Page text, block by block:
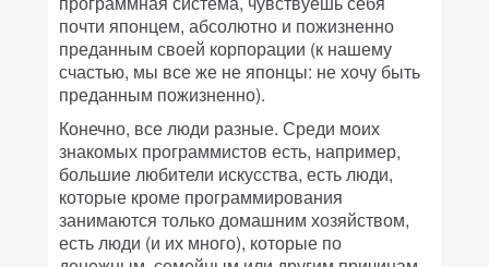
почти японцем, абсолютно и пожизненно
преданным своей корпорации (к нашему
счастью, мы все же не японцы: не хочу быть
преданным пожизненно).
Конечно, все люди разные. Среди моих
знакомых программистов есть, например,
большие любители искусства, есть люди,
которые кроме программирования
занимаются только домашним хозяйством,
есть люди (и их много), которые по